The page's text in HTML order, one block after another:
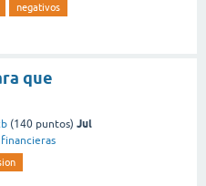
negativos
que
(140 puntos) Jul